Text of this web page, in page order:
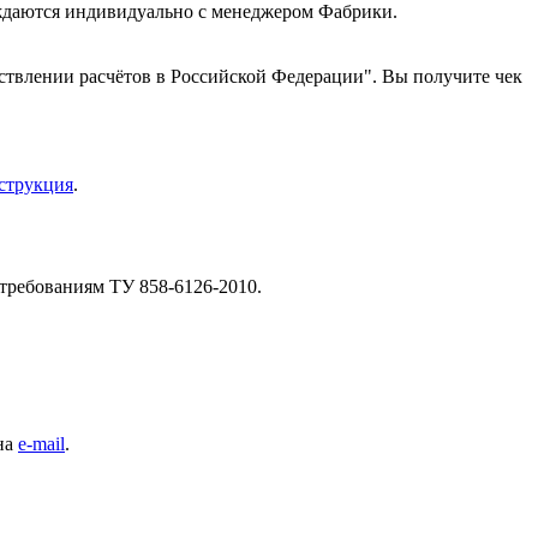
индивидуально с менеджером Фабрики.
расчётов в Российской Федерации". Вы получите чек
.
ТУ 858-6126-2010.
e-mail.